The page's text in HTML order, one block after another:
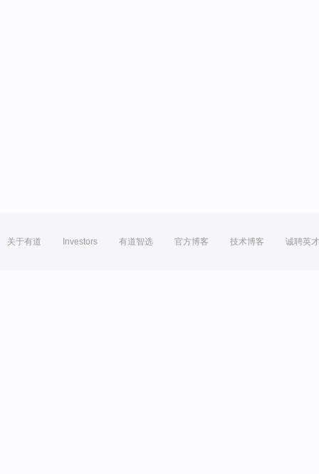
关于有道 Investors 有道智选 官方博客 技术博客 诚聘英才